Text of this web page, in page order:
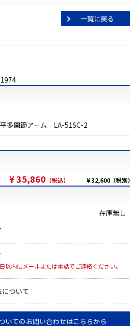
一覧に戻る
多関節アーム LA-51SC-2
¥ 35,860 （税込） ¥ 32,600（税別）
在庫無し
以内にメールまたは電話でご連絡ください。
ついて
いてのお問い合わせはこちらから